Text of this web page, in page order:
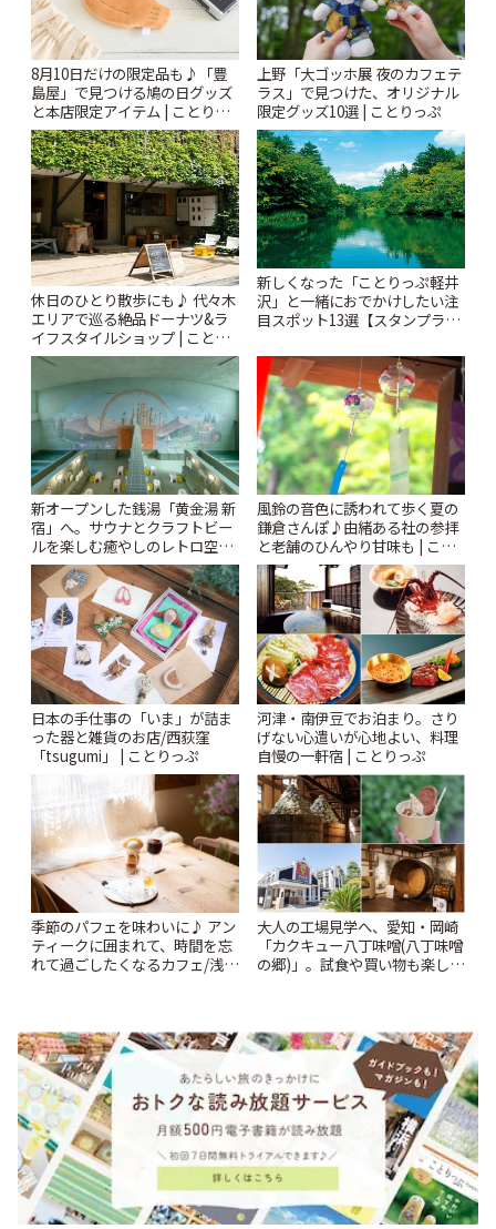
8月10日だけの限定品も♪「豊
島屋」で見つける鳩の日グッズ
と本店限定アイテム | ことりっ
ぷ
上野「大ゴッホ展 夜のカフェテ
ラス」で見つけた、オリジナル
限定グッズ10選 | ことりっぷ
休日のひとり散歩にも♪ 代々木
エリアで巡る絶品ドーナツ&ラ
イフスタイルショップ | ことり
っぷ
新しくなった「ことりっぷ軽井
沢」と一緒におでかけしたい注
目スポット13選【スタンプラリ
新オープンした銭湯「黄金湯 新
宿」へ。サウナとクラフトビー
ルを楽しむ癒やしのレトロ空間
| ことりっぷ
風鈴の音色に誘われて歩く夏の
鎌倉さんぽ♪由緒ある社の参拝
と老舗のひんやり甘味も | こと
りっぷ
日本の手仕事の「いま」が詰ま
った器と雑貨のお店/西荻窪
「tsugumi」 | ことりっぷ
河津・南伊豆でお泊まり。さり
げない心遣いが心地よい、料理
自慢の一軒宿 | ことりっぷ
季節のパフェを味わいに♪ アン
ティークに囲まれて、時間を忘
れて過ごしたくなるカフェ/浅草
大人の工場見学へ、愛知・岡崎
「カクキュー八丁味噌(八丁味噌
の郷)」。試食や買い物も楽しみ